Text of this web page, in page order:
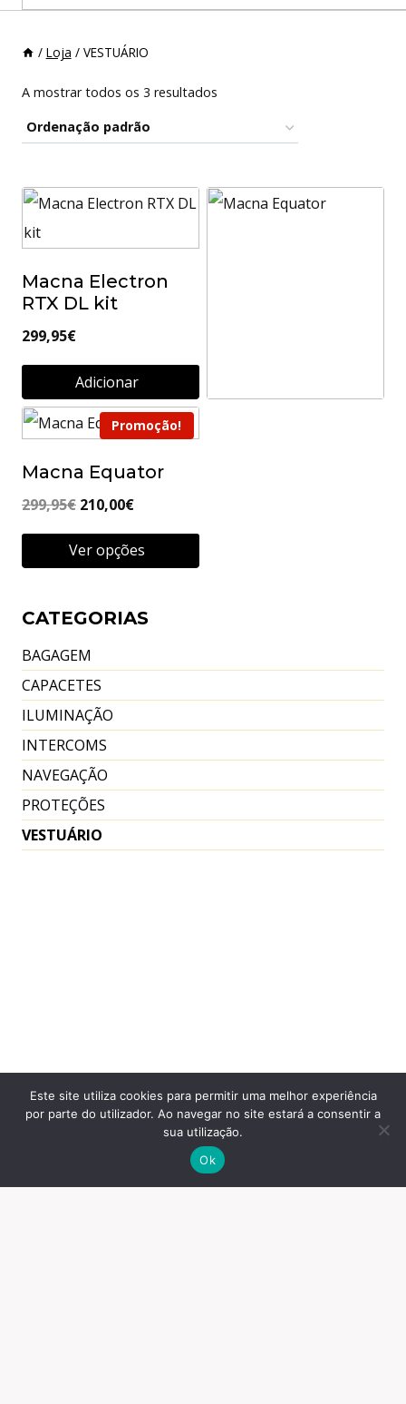
/ Loja / VESTUÁRIO
A mostrar todos os 3 resultados
Macna Electron
RTX DL kit
299,95€
Adicionar
Promoção!
Macna Equator
299,95€ O
preço
original
299,95€.
210,00€O
preço
atual
210,00€.
Ver opções
product
multiple
variants.
The
options
may
be
chosen
CATEGORIAS
BAGAGEM
CAPACETES
ILUMINAÇÃO
INTERCOMS
NAVEGAÇÃO
PROTEÇÕES
VESTUÁRIO
Este site utiliza cookies para permitir uma melhor experiência
por parte do utilizador. Ao navegar no site estará a consentir a
sua utilização.
Ok